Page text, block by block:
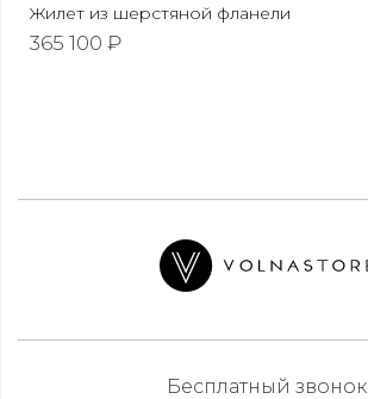
Жилет из шерстяной фланели
365 100 ₽
Бесплатный звонок